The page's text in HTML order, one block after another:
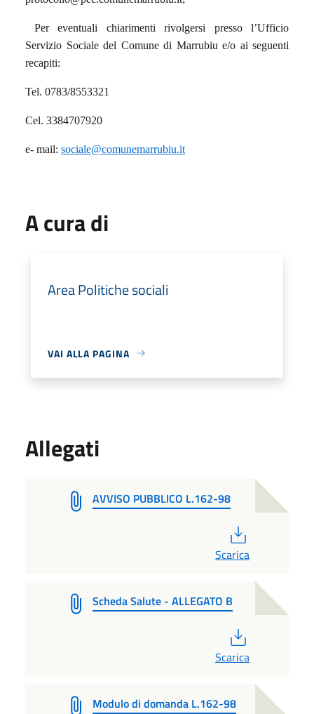
Per eventuali chiarimenti rivolgersi presso l’Ufficio
Servizio Sociale del Comune di Marrubiu e/o ai seguenti
recapiti:
Tel. 0783/8553321
Cel. 3384707920
e- mail: sociale@comunemarrubiu.it
A cura di
Area Politiche sociali
VAI ALLA PAGINA
Allegati
AVVISO PUBBLICO L.162-98
Scarica
Scheda Salute - ALLEGATO B
Scarica
Modulo di domanda L.162-98